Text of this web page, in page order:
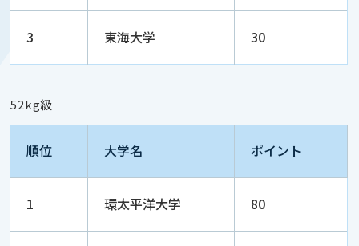
3 東海大学 30
52kg級
順位 大学名 ポイント
1 環太平洋大学 80